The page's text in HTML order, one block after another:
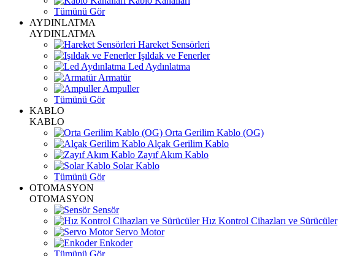
Tümünü Gör
AYDINLATMA
AYDINLATMA
Hareket Sensörleri
Işıldak ve Fenerler
Led Aydınlatma
Armatür
Ampuller
Tümünü Gör
KABLO
KABLO
Orta Gerilim Kablo (OG)
Alçak Gerilim Kablo
Zayıf Akım Kablo
Solar Kablo
Tümünü Gör
OTOMASYON
OTOMASYON
Sensör
Hız Kontrol Cihazları ve Sürücüler
Servo Motor
Enkoder
Tümünü Gör